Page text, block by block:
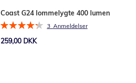
Coast G24 lommelygte 400 lumen
Bedømmelse:
3 Anmeldelser
259,00 DKK